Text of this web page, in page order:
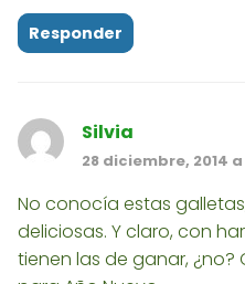
Responder
Silvia
28 diciembre, 2014 a
No conocía estas
deliciosas. Y claro, con
tienen las de ganar, ¿no?